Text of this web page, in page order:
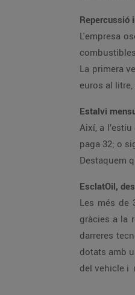
Repercussió
L'empresa
La primera
euros al
Estalvi
Així, a
paga 32; o
Destaquem
EsclatOil,
Les més de
gràcies a la
darreres
dotats amb
del vehicle i